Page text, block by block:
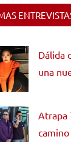
Dálida
una
Atrapa